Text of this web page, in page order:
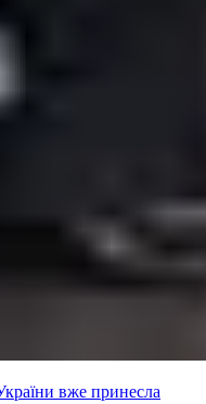
вже принесла